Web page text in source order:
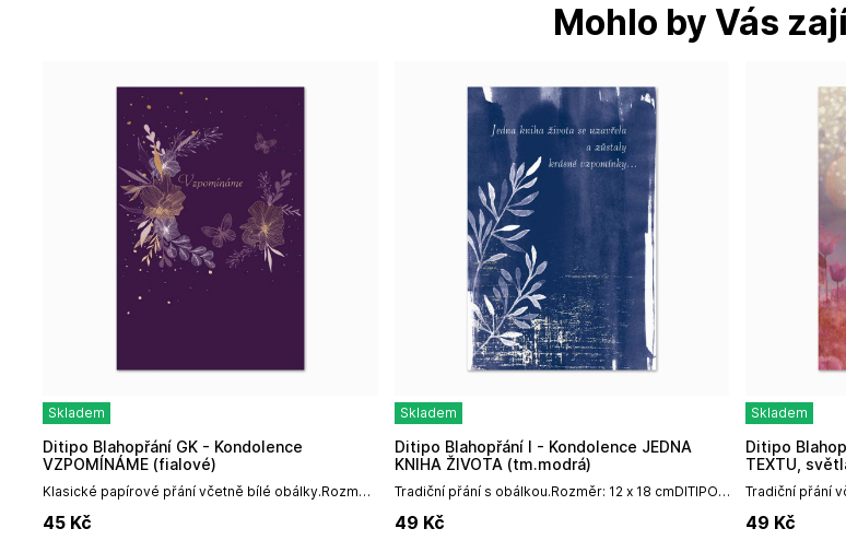
Mohlo by Vás
Skladem
Klasické papírové přání včetně bílé obálky.Rozměr:
Brod,...
Ditipo Blahopřání GK - Kondolence
VZPOMÍNÁME (fialové)
45 Kč
Skladem
Tradiční přání s obálkou.Rozměr: 12 x 18 cmDITIPO,
68801info@ditipo.cz
Ditipo Blahopřání I - Kondolence JEDNA
KNIHA ŽIVOTA (tm.modrá)
49 Kč
Skladem
Tradiční přání
Ditipo Blahopřání K - Kondolence BEZ
TEXTU,
49 Kč